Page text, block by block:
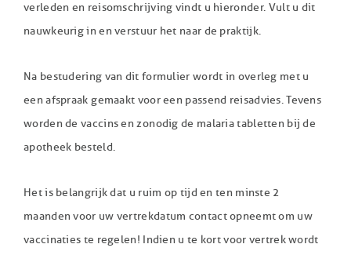
verleden en reisomschrijving vindt u hieronder. Vult u dit
nauwkeurig in en verstuur het naar de praktijk.
Na bestudering van dit formulier wordt in overleg met u
een afspraak gemaakt voor een passend reisadvies. Tevens
worden de vaccins en zo nodig de malaria tabletten bij de
apotheek besteld.
Het is belangrijk dat u ruim op tijd en ten minste 2
maanden voor uw vertrekdatum contact opneemt om uw
vaccinaties te regelen! Indien u te kort voor vertrek wordt